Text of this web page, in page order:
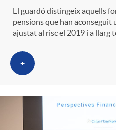
o
r
El guardó distingeix aquells
pensions que han
ajustat al risc el 2019 i a llarg
+